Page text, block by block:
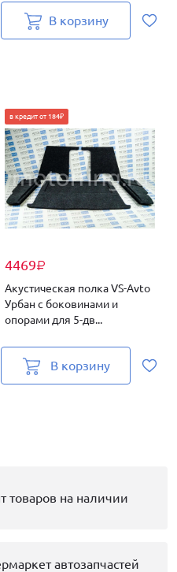
В корзину
4469₽
в кредит от 184₽
Акустическая полка VS-Avto
Урбан с боковинами и
опорами для 5-дв...
В корзину
товаров на наличии
автозапчастей